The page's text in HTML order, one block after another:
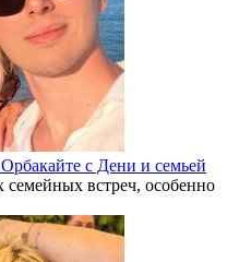
с Дени и семьей
встреч, особенно